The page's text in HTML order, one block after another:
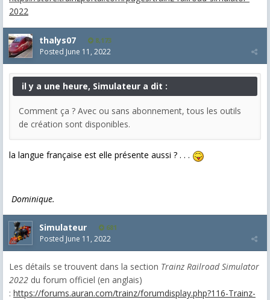
2022
thalys07 8,173
Posted June 11, 2022
il y a une heure, Simulateur a dit :
Comment ça ? Avec ou sans abonnement, tous les outils
de création sont disponibles.
la langue française est elle présente aussi ? . . .
Dominique.
Simulateur 681
Posted June 11, 2022
Les détails se trouvent dans la section Trainz Railroad Simulator
2022 du forum officiel (en anglais)
: https://forums.auran.com/trainz/forumdisplay.php?116-Trainz-